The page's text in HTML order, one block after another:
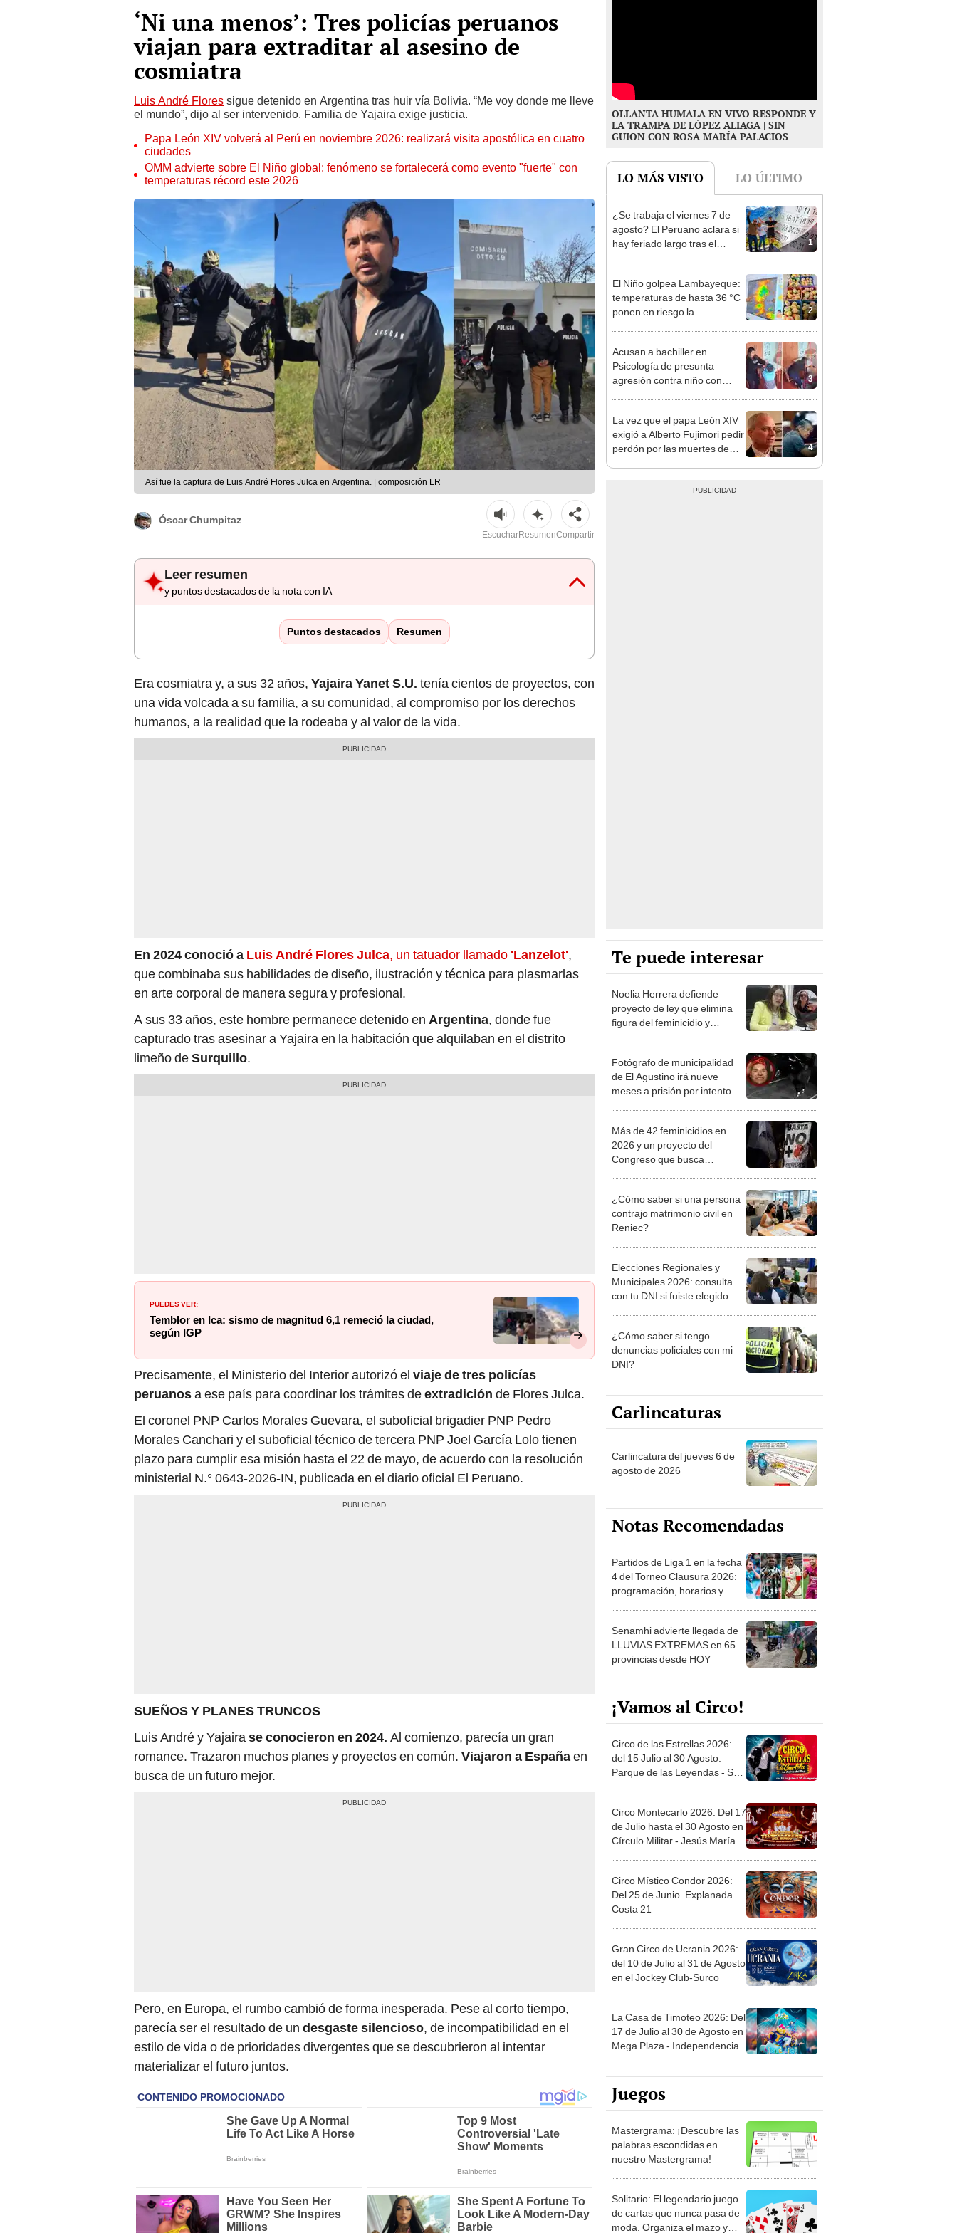
‘Ni una menos’: Tres policías peruanos
viajan para extraditar al asesino de
cosmiatra
Luis André Flores sigue detenido en Argentina tras huir vía Bolivia. “Me voy donde me lleve
el mundo”, dijo al ser intervenido. Familia de Yajaira exige justicia.
Papa León XIV volverá al Perú en noviembre 2026: realizará visita apostólica en cuatro
ciudades
OMM advierte sobre El Niño global: fenómeno se fortalecerá como evento "fuerte" con
temperaturas récord este 2026
Así fue la captura de Luis André Flores Julca en Argentina. | composición LR
Óscar Chumpitaz
EscucharResumenCompartir
Leer resumen
y puntos destacados de la nota con IA
Puntos destacados Resumen
Era cosmiatra y, a sus 32 años, Yajaira Yanet S.U. tenía cientos de proyectos, con
una vida volcada a su familia, a su comunidad, al compromiso por los derechos
humanos, a la realidad que la rodeaba y al valor de la vida.
En 2024 conoció a Luis André Flores Julca, un tatuador llamado 'Lanzelot',
que combinaba sus habilidades de diseño, ilustración y técnica para plasmarlas
en arte corporal de manera segura y profesional.
A sus 33 años, este hombre permanece detenido en Argentina, donde fue
capturado tras asesinar a Yajaira en la habitación que alquilaban en el distrito
limeño deSurquillo.
PUEDES VER:
Temblor en Ica: sismo de magnitud 6,1 remeció Ia ciudad,
según IGP
Precisamente, el Ministerio del Interior autorizó el viaje de tres policías
peruanosa ese país para coordinar los trámites deextradición de Flores Julca.
El coronel PNP Carlos Morales Guevara, el suboficial brigadier PNP Pedro
Morales Canchari y el suboficial técnico de tercera PNP Joel García Lolo tienen
plazo para cumplir esa misión hasta el 22 de mayo, de acuerdo con la resolución
ministerial N.° 0643-2026-IN, publicada en el diario oficial El Peruano.
SUEÑOS Y PLANES TRUNCOS
Luis André y Yajairase conocieron en 2024. Al comienzo, parecía un gran
romance. Trazaron muchos planes y proyectos en común. Viajaron a Españaen
busca de un futuro mejor.
Pero, en Europa, el rumbo cambió de forma inesperada. Pese al corto tiempo,
parecía ser el resultado de un desgaste silencioso, de incompatibilidad en el
estilo de vida o de prioridades divergentes que se descubrieron al intentar
materializar el futuro juntos.
OLLANTA HUMALA EN VIVO RESPONDE Y
LA TRAMPA DE LÓPEZ ALIAGA | SIN
GUION CON ROSA MARÍA PALACIOS
LO MÁS VISTO LO ÚLTIMO
1
¿Se trabaja el viernes 7 de
agosto? El Peruano aclara si
hay feriado largo tras el
2
El Niño golpea Lambayeque:
temperaturas de hasta 36 °C
ponen en riesgo la
3
Acusan a bachiller en
Psicología de presunta
agresión contra niño con
4
La vez que el papa León XIV
exigió a Alberto Fujimori pedir
perdón por las muertes de
Te puede interesar
Noelia Herrera defiende
proyecto de ley que elimina
figura del feminicidio y
Fotógrafo de municipalidad
de El Agustino irá nueve
meses a prisión por intento de
Más de 42 feminicidios en
2026 y un proyecto del
Congreso que busca
¿Cómo saber si una persona
contrajo matrimonio civil en
Reniec?
Elecciones Regionales y
Municipales 2026: consulta
con tu DNI si fuiste elegido
la ONPE
¿Cómo saber si tengo
denuncias policiales con mi
DNI?
Carlincaturas
Carlincatura del jueves 6 de
agosto de 2026
Notas Recomendadas
Partidos de Liga 1 en la fecha
4 del Torneo Clausura 2026:
programación, horarios y
Senamhi advierte llegada de
LLUVIAS EXTREMAS en 65
provincias desde HOY
¡Vamos al Circo!
Circo de las Estrellas 2026:
del 15 Julio al 30 Agosto.
Parque de las Leyendas - San
Circo Montecarlo 2026: Del 17
de Julio hasta el 30 Agosto en
Círculo Militar - Jesús María
Circo Místico Condor 2026:
Del 25 de Junio. Explanada
Costa 21
Gran Circo de Ucrania 2026:
del 10 de Julio al 31 de Agosto
en el Jockey Club-Surco
La Casa de Timoteo 2026: Del
17 de Julio al 30 de Agosto en
Mega Plaza - Independencia
Juegos
Mastergrama: ¡Descubre las
palabras escondidas en
nuestro Mastergrama!
Solitario: El legendario juego
de cartas que nunca pasa de
moda. Organiza el mazo y